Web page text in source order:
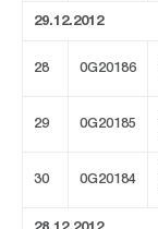
29.12.2012
28 0G20186
29 0G20185
30 0G20184